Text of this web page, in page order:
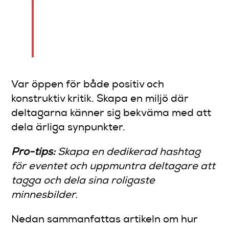
Var öppen för både positiv och
konstruktiv kritik. Skapa en miljö där
deltagarna känner sig bekväma med att
dela ärliga synpunkter.
Pro-tips: Skapa en dedikerad hashtag
för eventet och uppmuntra deltagare att
tagga och dela sina roligaste
minnesbilder.
Nedan sammanfattas artikeln om hur